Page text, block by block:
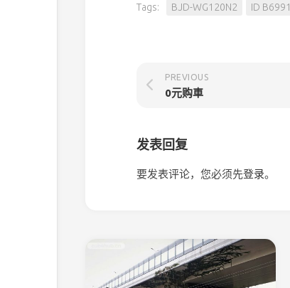
Tags: BJD-WG120N2 ID B6991
PREVIOUS
0元购車
发表回复
要发表评论，您必须先登录。